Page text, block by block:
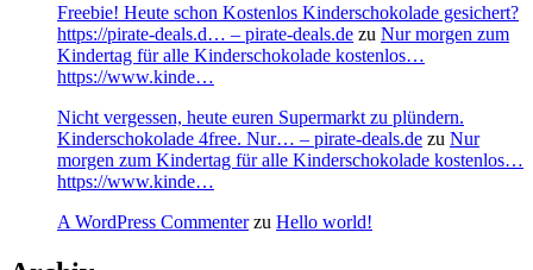
Freebie! Heute schon Kostenlos Kinderschokolade gesichert?
https://pirate-deals.d… – pirate-deals.de zu Nur morgen zum
Kindertag für alle Kinderschokolade kostenlos…
https://www.kinde…
Nicht vergessen, heute euren Supermarkt zu plündern.
Kinderschokolade 4free. Nur… – pirate-deals.de zu Nur
morgen zum Kindertag für alle Kinderschokolade kostenlos…
https://www.kinde…
A WordPress Commenterzu Hello world!